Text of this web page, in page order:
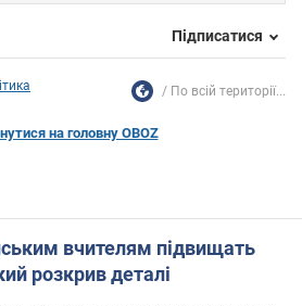
Підписатися
По всій території...
на головну OBOZ
вчителям підвищать
розкрив деталі